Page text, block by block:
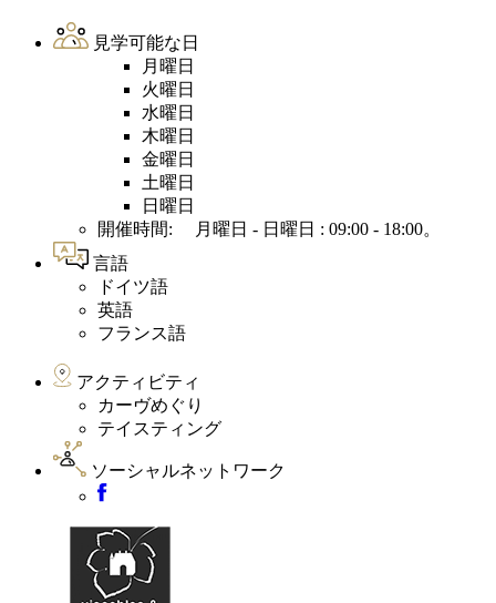
見学可能な日
月曜日
火曜日
水曜日
木曜日
金曜日
土曜日
日曜日
開催時間: 月曜日 - 日曜日 : 09:00 - 18:00。
言語
ドイツ語
英語
フランス語
アクティビティ
カーヴめぐり
テイスティング
ソーシャルネットワーク